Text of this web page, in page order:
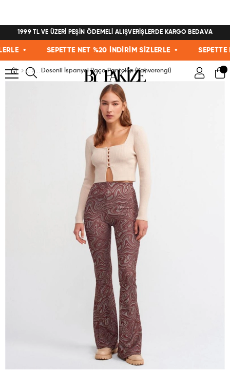
1999 TL VE ÜZERİ PEŞİN ÖDEMELİ ALIŞVERİŞLERDE KARGO BEDAVA
• SEPETTE NET %20 İNDİRİM SİZLERLE • SEPETTE
Desenli İspanyol Paça Pantolon (Kahverengi)